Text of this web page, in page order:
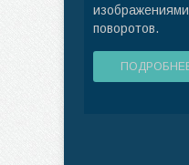
поворотов.